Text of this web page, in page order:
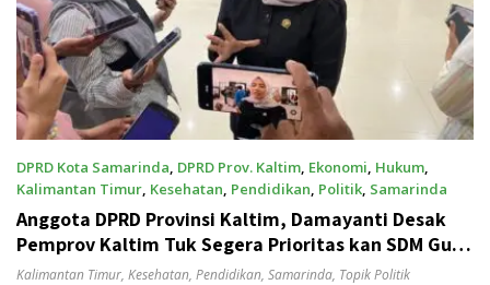
DPRD Kota Samarinda, DPRD Prov. Kaltim, Ekonomi, Hukum,
Kalimantan Timur, Kesehatan, Pendidikan, Politik, Samarinda
Juli 19, 2025
Anggota DPRD Provinsi Kaltim, Damayanti Desak
Pemprov Kaltim Tuk Segera Prioritas kan SDM Guru
dan Kesehatan
Kalimantan Timur, Kesehatan, Pendidikan, Samarinda, Topik Politik